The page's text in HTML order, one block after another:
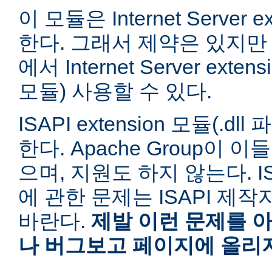
이 모듈은 Internet Server
한다. 그래서 제약은 있지
에서 Internet Server
모듈) 사용할 수 있다.
ISAPI extension 모듈(.dll
한다. Apache Group이 이
으며, 지원도 하지 않는다.
에 관한 문제는 ISAPI 제작
바란다. 제발 이런 문제를
나 버그보고 페이지에 올리